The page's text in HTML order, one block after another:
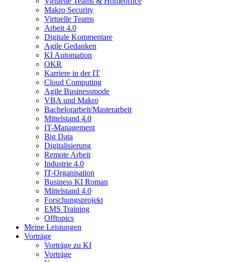
Makro Security
Virtuelle Teams
Arbeit 4.0
Digitale Kommentare
Agile Gedanken
KI Automation
OKR
Karriere in der IT
Cloud Computing
Agile Businessmode
VBA und Makro
Bachelorarbeit/Masterarbeit
Mittelstand 4.0
IT-Management
Big Data
Digitalisierung
Remote Arbeit
Industrie 4.0
IT-Organisation
Business KI Roman
Mittelstand 4.0
Forschungsprojekt
EMS Training
Offtopics
Meine Leistungen
Vorträge
Vorträge zu KI
Vorträge